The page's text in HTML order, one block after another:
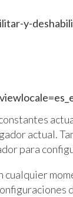
y-
actual.
para